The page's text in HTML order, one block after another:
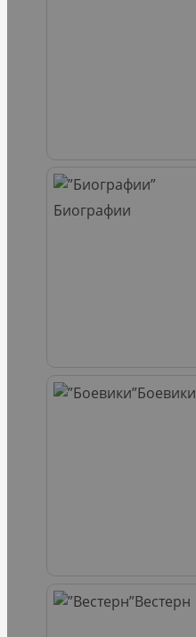
Биографии
Боевики
Вестерн